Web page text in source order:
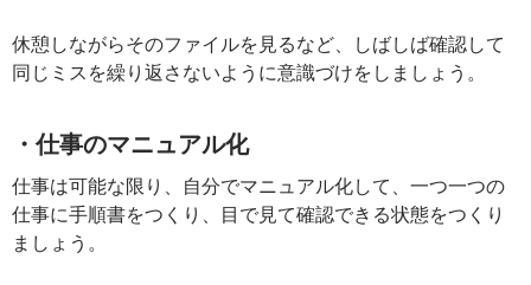
休憩しながらそのファイルを見るなど、しばしば確認して
同じミスを繰り返さないように意識づけをしましょう。
・仕事のマニュアル化
仕事は可能な限り、自分でマニュアル化して、一つ一つの
仕事に手順書をつくり、目で見て確認できる状態をつくり
ましょう。